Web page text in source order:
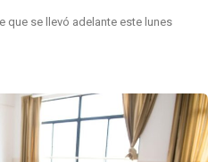
que se llevó adelante este lunes